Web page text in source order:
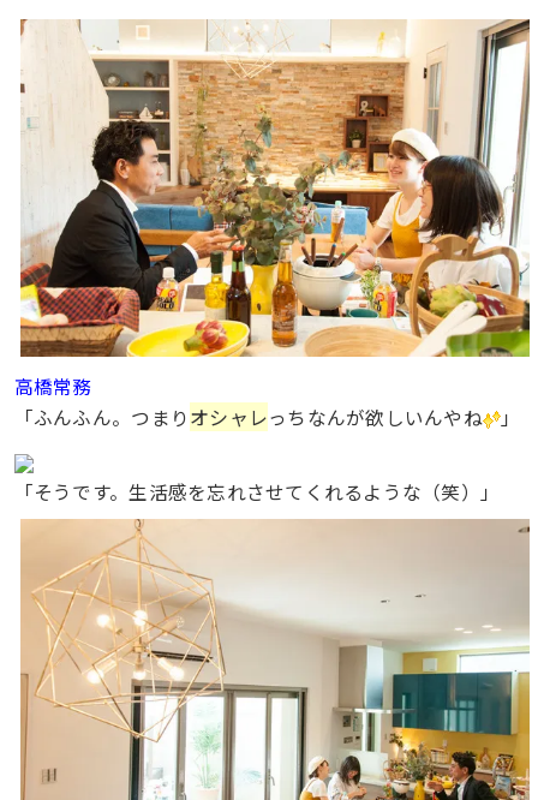
高橋常務
「ふんふん。つまりオシャレっちなんが欲しいんやね 」
「そうです。生活感を忘れさせてくれるような（笑）」